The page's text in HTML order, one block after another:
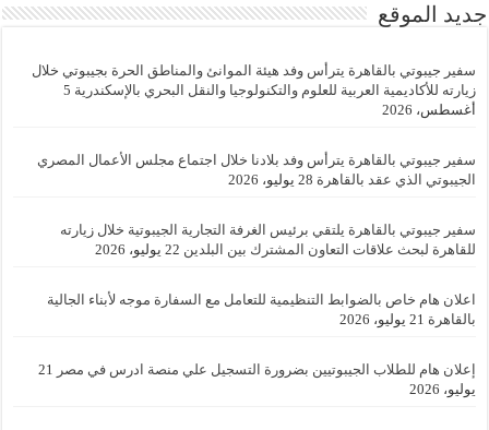
جديد الموقع
سفير جيبوتي بالقاهرة يترأس وفد هيئة الموانئ والمناطق الحرة بجيبوتي خلال
زيارته للأكاديمية العربية للعلوم والتكنولوجيا والنقل البحري بالإسكندرية 5
أغسطس، 2026
سفير جيبوتي بالقاهرة يترأس وفد بلادنا خلال اجتماع مجلس الأعمال المصري
الجيبوتي الذي عقد بالقاهرة 28 يوليو، 2026
سفير جيبوتي بالقاهرة يلتقي برئيس الغرفة التجارية الجيبوتية خلال زيارته
للقاهرة لبحث علاقات التعاون المشترك بين البلدين 22 يوليو، 2026
اعلان هام خاص بالضوابط التنظيمية للتعامل مع السفارة موجه لأبناء الجالية
بالقاهرة 21 يوليو، 2026
إعلان هام للطلاب الجيبوتيين بضرورة التسجيل علي منصة ادرس في مصر
21
يوليو، 2026